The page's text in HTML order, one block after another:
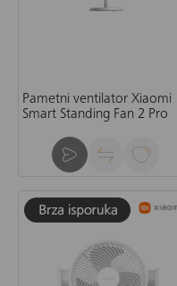
Pametni ventilator Xiaomi
Smart Standing Fan 2 Pro